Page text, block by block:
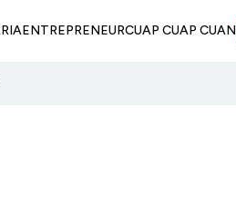
ENTREPRENEURCUAP CUAP CUAN